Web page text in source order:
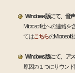
Windows版にて、音
Microsoft社への連絡
てはこちらの
Windows版にて、ア
原因の１つにサウン